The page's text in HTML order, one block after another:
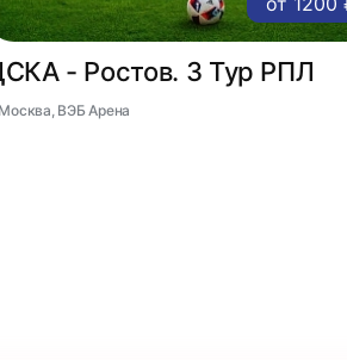
- Ростов. 3 Тур РПЛ
Москва, ВЭБ Арена